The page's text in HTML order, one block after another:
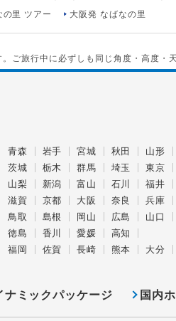
の里 ツアー 大阪発 なばなの里
ご旅行中に必ずしも同じ角度・高度・
青森 岩手 宮城 秋田 山形
茨城 栃木 群馬 埼玉 東京
山梨 新潟 富山 石川 福井
滋賀 京都 大阪 奈良 兵庫
鳥取 島根 岡山 広島
山口
徳島 香川 愛媛
高知
福岡 佐賀 長崎 熊本 大分
ナミックパッケージ 国内